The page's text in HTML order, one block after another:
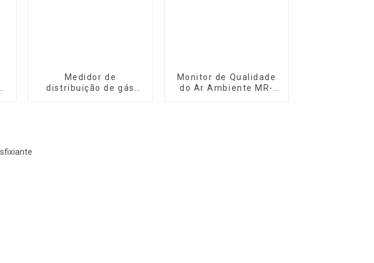
Medidor de
distribuição de gás
Monitor de Qualidade
do Ar Ambiente MR-